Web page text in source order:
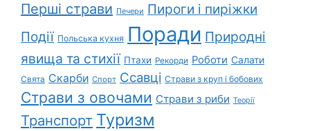
Перші страви Печери Пироги і пиріжки
Події Польська кухня Поради Природні
явища та стихії Птахи Рекорди Роботи Салати
Свята Скарби Спорт Ссавці Страви з круп і бобових
Страви з овочами Страви з риби Теорії
Транспорт Туризм